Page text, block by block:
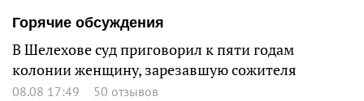
Горячие обсуждения
В Шелехове суд приговорил к пяти годам
колонии женщину, зарезавшую сожителя
08.08 17:49 50 отзывов